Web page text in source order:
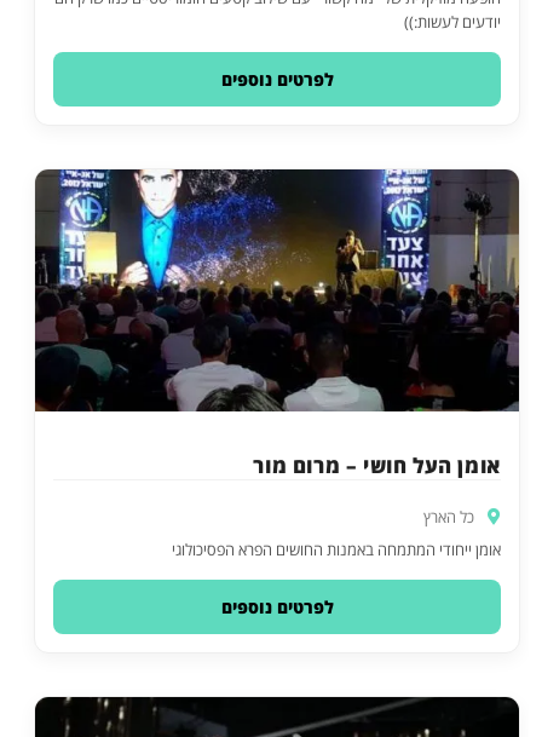
יודעים לעשות:))
לפרטים נוספים
אומן העל חושי – מרום מור
כל הארץ
אומן ייחודי המתמחה באמנות החושים הפרא הפסיכולוגי
לפרטים נוספים